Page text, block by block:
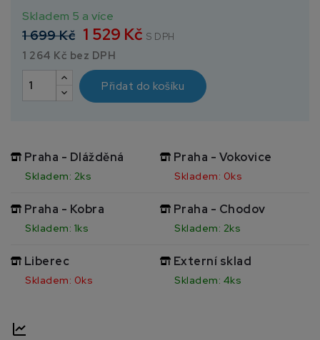
Skladem 5 a více
1 699 Kč 1 529 Kč S DPH
1 264 Kč bez DPH
Přidat do košíku
Praha - Dlážděná
Skladem: 2ks
Praha - Vokovice
Skladem: 0ks
Praha - Kobra
Skladem: 1ks
Praha - Chodov
Skladem: 2ks
Liberec
Skladem: 0ks
Externí sklad
Skladem: 4ks